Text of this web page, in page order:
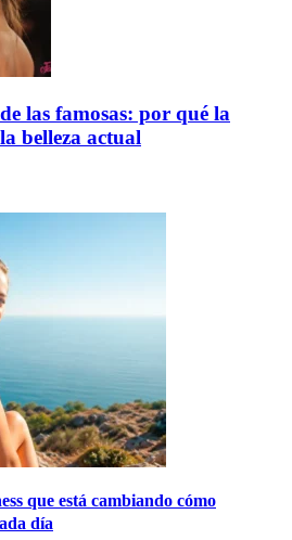
las famosas: por qué la
belleza actual
que está cambiando cómo
día